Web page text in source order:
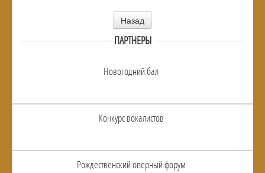
Назад
ПАРТНЕРЫ
Новогодний бал
Конкурс вокалистов
Рождественский оперный форум